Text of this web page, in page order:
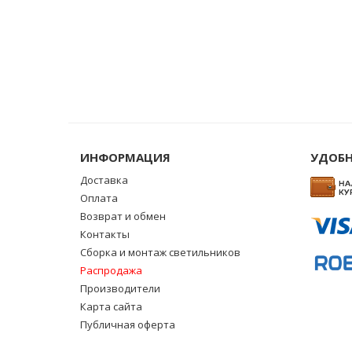
ИНФОРМАЦИЯ
Доставка
Оплата
Возврат и обмен
Контакты
Сборка и монтаж светильников
Распродажа
Производители
Карта сайта
Публичная оферта